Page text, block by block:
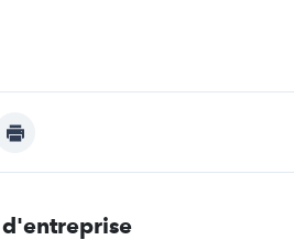
print